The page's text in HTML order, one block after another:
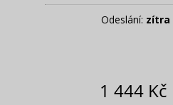
Odeslání: zítra
1 444 Kč